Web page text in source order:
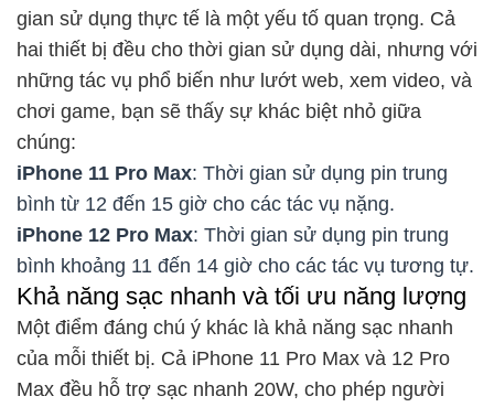
gian sử dụng thực tế là một yếu tố quan trọng. Cả
hai thiết bị đều cho thời gian sử dụng dài, nhưng với
những tác vụ phổ biến như lướt web, xem video, và
chơi game, bạn sẽ thấy sự khác biệt nhỏ giữa
chúng:
iPhone 11 Pro Max: Thời gian sử dụng pin trung
bình từ 12 đến 15 giờ cho các tác vụ nặng.
iPhone 12 Pro Max: Thời gian sử dụng pin trung
bình khoảng 11 đến 14 giờ cho các tác vụ tương tự.
Khả năng sạc nhanh và tối ưu năng lượng
Một điểm đáng chú ý khác là khả năng sạc nhanh
của mỗi thiết bị. Cả iPhone 11 Pro Max và 12 Pro
Max đều hỗ trợ sạc nhanh 20W, cho phép người